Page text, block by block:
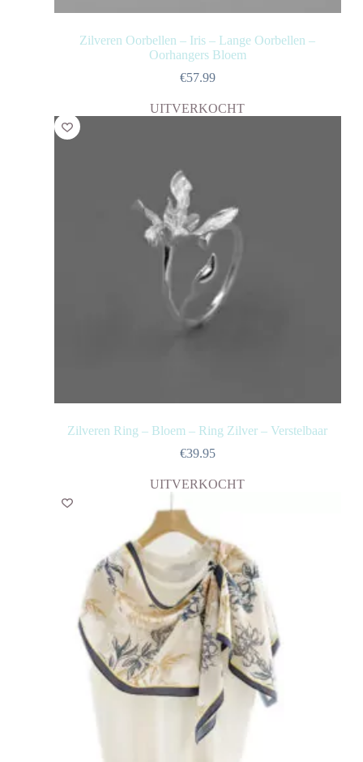
Zilveren Oorbellen – Iris – Lange Oorbellen –
Oorhangers Bloem
€57.99
UITVERKOCHT
Zilveren Ring – Bloem – Ring Zilver – Verstelbaar
€39.95
UITVERKOCHT